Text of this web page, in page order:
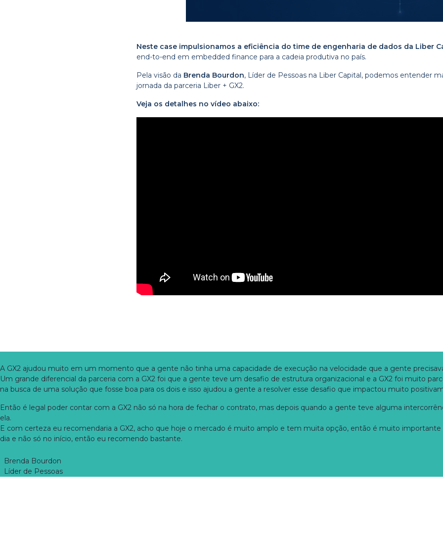
Neste case impulsionamos a eficiência do time de engenharia de dados da Liber
end-to-end em embedded finance para a cadeia produtiva no país.
Pela visão da Brenda Bourdon, Líder de Pessoas na Liber Capital, podemos entender
jornada da parceria Liber + GX2.
Veja os detalhes no vídeo abaixo:
A GX2 ajudou muito em um momento que a gente não tinha uma capacidade de execução na velocidade que a gente
Um grande diferencial da parceria com a GX2 foi que a gente teve um desafio de estrutura organizacional e a GX2 foi muito
na busca de uma solução que fosse boa para os dois e isso ajudou a gente a resolver esse desafio que impactou muito
Então é legal poder contar com a GX2 não só na hora de fechar o contrato, mas depois quando a gente teve alguma
ela.
E com certeza eu recomendaria a GX2, acho que hoje o mercado é muito amplo e tem muita opção, então é muito
dia e não só no início, então eu recomendo bastante.
Brenda Bourdon
Líder de Pessoas